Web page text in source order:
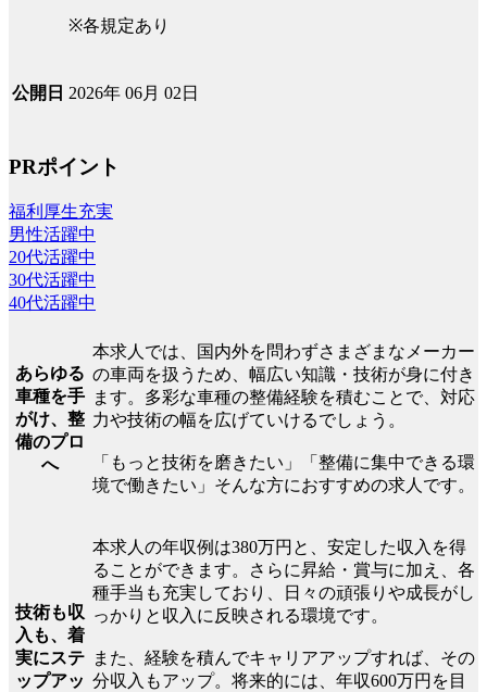
※各規定あり
公開日 2026年 06月 02日
PRポイント
福利厚生充実
男性活躍中
20代活躍中
30代活躍中
40代活躍中
あらゆる
車種を手
がけ、整
備のプロ
へ
本求人では、国内外を問わずさまざまなメーカー
の車両を扱うため、幅広い知識・技術が身に付き
ます。多彩な車種の整備経験を積むことで、対応
力や技術の幅を広げていけるでしょう。
「もっと技術を磨きたい」「整備に集中できる環
境で働きたい」そんな方におすすめの求人です。
技術も収
入も、着
実にステ
ップアッ
本求人の年収例は380万円と、安定した収入を得
ることができます。さらに昇給・賞与に加え、各
種手当も充実しており、日々の頑張りや成長がし
っかりと収入に反映される環境です。
また、経験を積んでキャリアアップすれば、その
分収入もアップ。将来的には、年収600万円を目